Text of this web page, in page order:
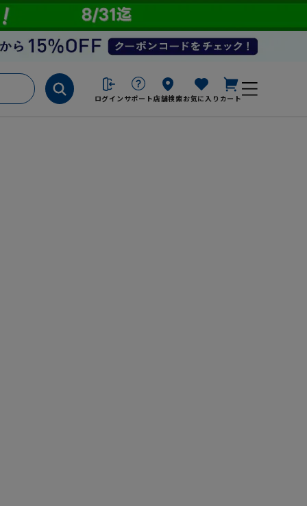
ログイン サポート店舗検索お気に入り カート